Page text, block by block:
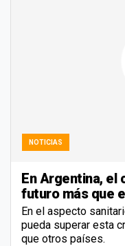
NOTICIAS
En Argentina, el
futuro más que
En el aspecto
pueda superar esta
que otros países.